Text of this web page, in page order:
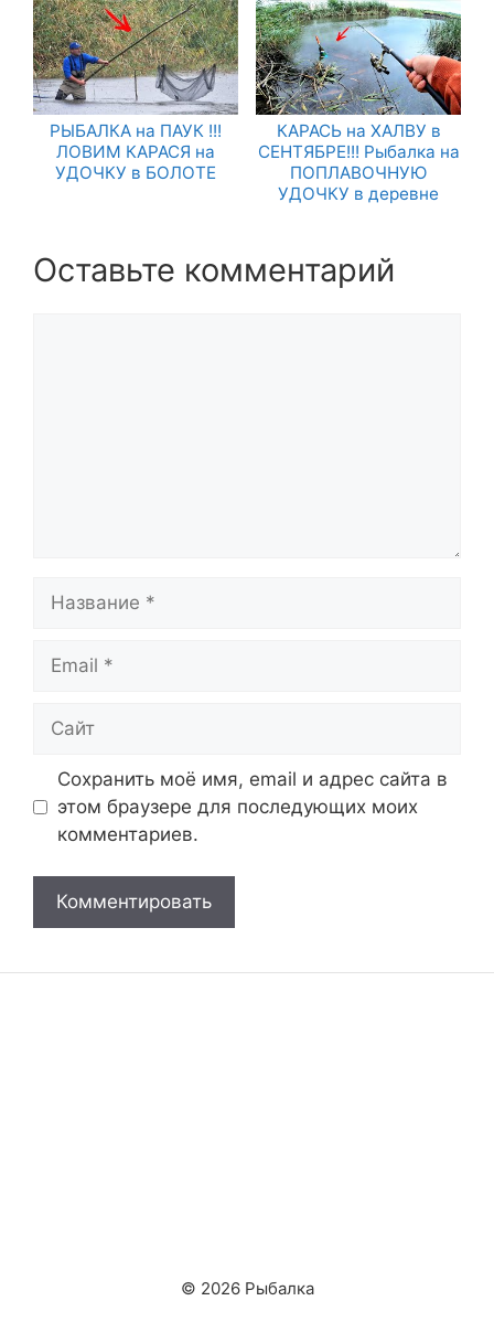
РЫБАЛКА на ПАУК !!!
ЛОВИМ КАРАСЯ на
УДОЧКУ в БОЛОТЕ
КАРАСЬ на ХАЛВУ в
СЕНТЯБРЕ!!! Рыбалка на
ПОПЛАВОЧНУЮ
УДОЧКУ в деревне
Оставьте комментарий
Сохранить моё имя, email и адрес сайта в
этом браузере для последующих моих
комментариев.
© 2026 Рыбалка